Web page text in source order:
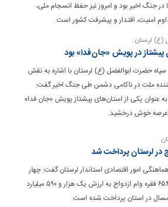
در جنگ اخیر بود و امروز نیز حفظ انسجام ملی،
امنیت، اقتدار و پیشرفت کشور است.
(ع) لرستان :
پیشتاز در پویش «جان‌فدا» بود
سپاه حضرت ابوالفضل (ع) لرستان با اشاره به نقش
ملت در ناکامی دشمن طی جنگ اخیر گفت:
به عنوان یکی از استان‌های پیشتاز پویش «جان فدا»
عرصه خوش درخشید.
امور اقتصادی استاندار لرستان گفت: چهار
هزار و ۶۵۴ فقره وام ازدواج به ارزش یک هزار و ۵۹۰ میلیارد
در استان پرداخت شده است.